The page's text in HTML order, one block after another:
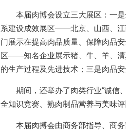
本届肉博会设立三大展区：一
系建设成效展区——北京、山西、江
门展示在提高肉品质量、保障肉品
区——知名企业展示猪、牛、羊、清
的生产过程及先进技术；三是肉品安
期间，还举办了肉类行业“诚信
全知识竞赛、熟肉制品营养与美味
本届肉搏会由商务部指导、商